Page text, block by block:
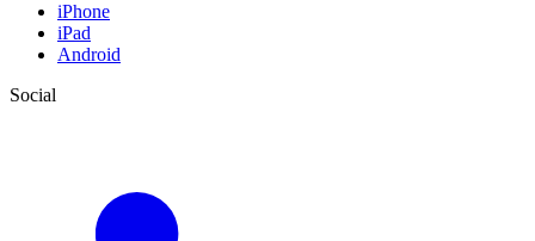
iPhone
iPad
Android
Social